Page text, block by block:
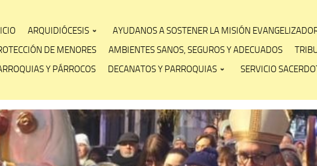
ARQUIDIÓCESIS
AYUDANOS A SOSTENER LA MISIÓN
DE MENORES
AMBIENTES SANOS, SEGUROS Y ADECUADOS
Y PÁRROCOS
DECANATOS Y PARROQUIAS SERVICIO